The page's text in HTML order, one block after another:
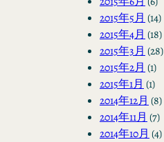
2015年5月 (14)
2015年4月 (18)
2015年3月 (28)
2015年2月 (1)
2015年1月 (1)
2014年12月 (8)
2014年11月 (7)
2014年10月 (4)